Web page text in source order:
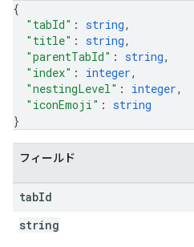
{
"tabId" : string,
"title" : string,
"parentTabId" : string,
"index" : integer,
"nestingLevel" : integer,
"iconEmoji" : string
}
フィールド
tabId
string